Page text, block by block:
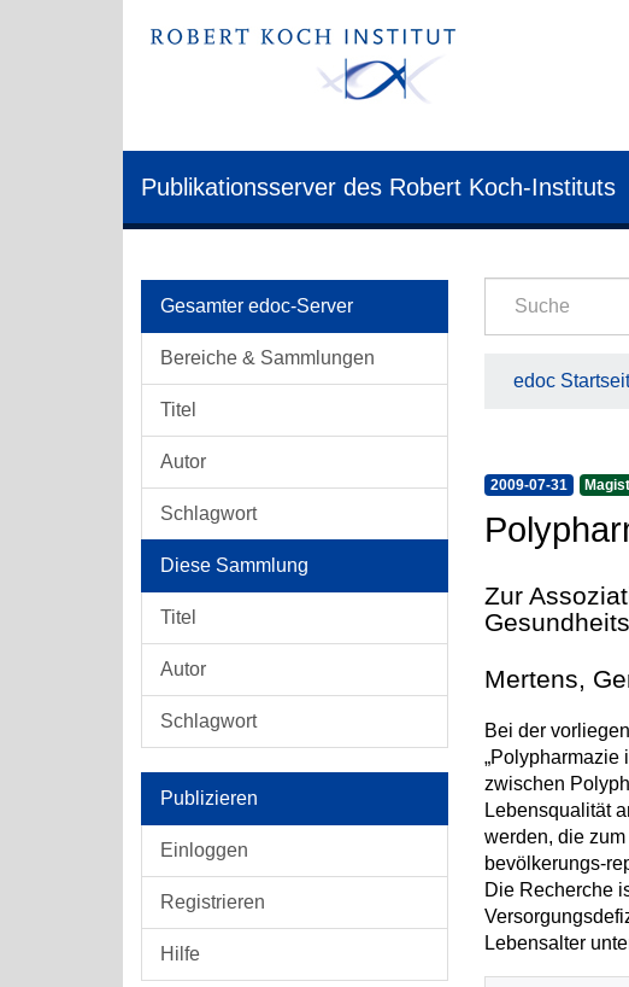
Publikationsserver des Robert Koch-Instituts
Gesamter edoc-Server
Bereiche & Sammlungen
Titel
Autor
Schlagwort
Diese Sammlung
Titel
Autor
Schlagwort
Publizieren
Einloggen
Registrieren
Hilfe
edoc
2009-07-31
Zur
Mertens,
Bei der
„Polypharmazie
zwischen
Lebensqualität
werden, die
bevölkerungs-
Die Recherche
Lebensalter